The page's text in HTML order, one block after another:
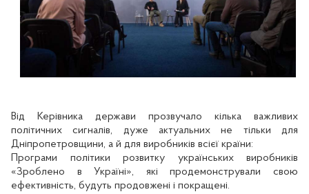
Від Керівника держави прозвучало кілька важливих
політичних сигналів, дуже актуальних не тільки для
Дніпропетровщини, а й для виробників всієї країни:
Програми політики розвитку українських виробників
«Зроблено в Україні», які продемонстрували свою
ефективність, будуть продовжені і покращені.